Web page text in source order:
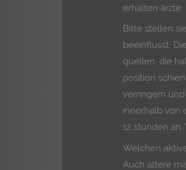
erhalten ärzte.
Bitte stellen
beeinflusst.
quellen, die
position
verringern
innerhalb von
12 stunden
Welchen
Auch ältere